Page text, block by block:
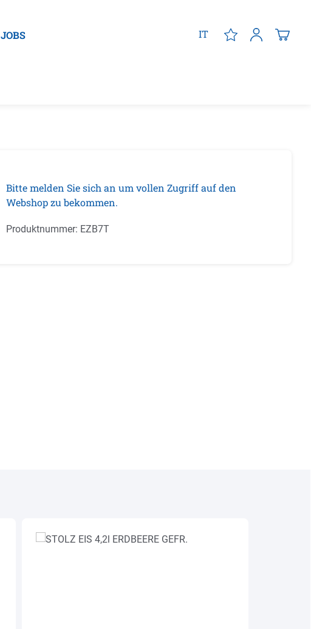
JOBS IT
Bitte melden Sie sich an um vollen Zugriff auf den
Webshop zu bekommen.
Produktnummer: EZB7T